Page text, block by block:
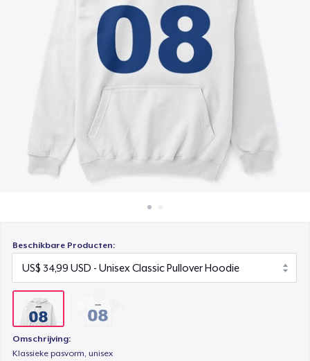
Verkoop overal
Verkoop alles
Beschikbare Producten:
Omschrijving:
Klassieke pasvorm, unisex